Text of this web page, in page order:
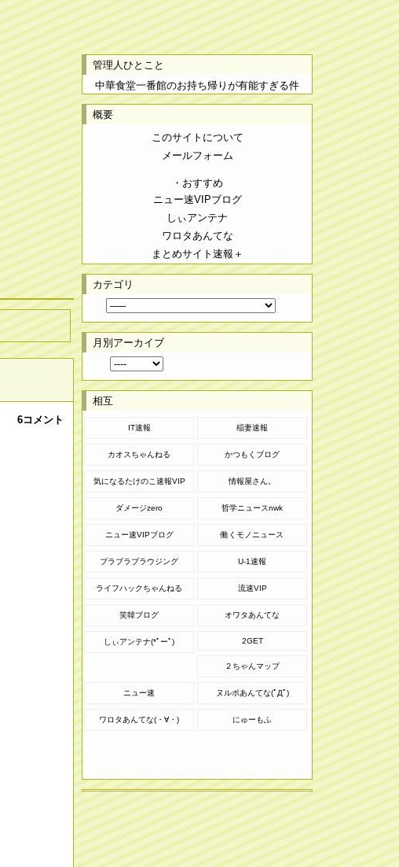
6コメント
管理人ひとこと
中華食堂一番館のお持ち帰りが有能すぎる件
概要
このサイトについて
メールフォーム
・おすすめ
ニュー速VIPブログ
しぃアンテナ
ワロタあんてな
まとめサイト速報＋
カテゴリ
月別アーカイブ
相互
IT速報 稲妻速報
カオスちゃんねる かつもくブログ
気になるたけのこ速報VIP 情報屋さん。
ダメージzero 哲学ニュースnwk
ニュー速VIPブログ 働くモノニュース
ブラブラブラウジング U-1速報
ライフハックちゃんねる 流速VIP
笑韓ブログ オワタあんてな
しぃアンテナ(*ﾟーﾟ) 2GET
２ちゃんマップ
ニュー速 ヌルポあんてな(ﾟДﾟ)
ワロタあんてな(・∀・) にゅーもふ